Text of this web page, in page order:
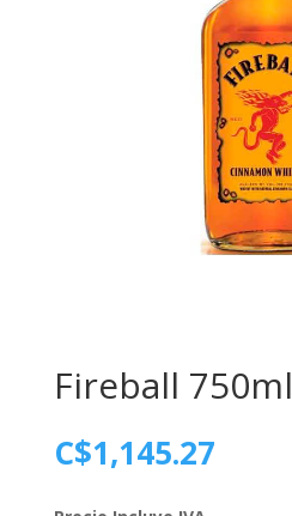
Fireball 750ml
C$1,145.27